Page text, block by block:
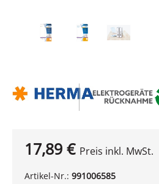
17,89 € Preis inkl. MwSt.
Artikel-Nr.: 991006585